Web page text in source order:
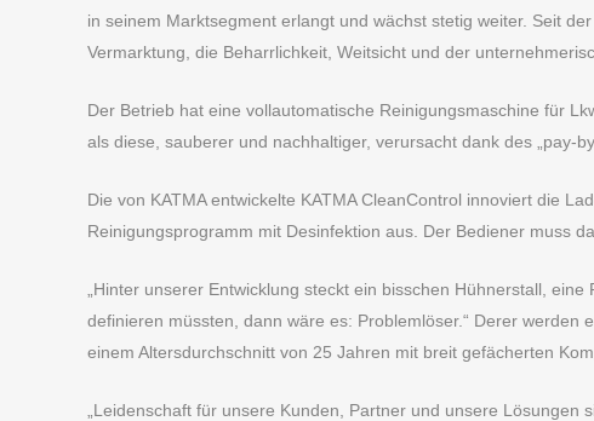
in seinem Marktsegment erlangt und wächst stetig weiter. Seit
Vermarktung, die Beharrlichkeit, Weitsicht und der
Der Betrieb hat eine vollautomatische Reinigungsmaschine für
als diese, sauberer und nachhaltiger, verursacht dank des „pay-
Die von KATMA entwickelte KATMA CleanControl innoviert die
Reinigungsprogramm mit Desinfektion aus. Der Bediener muss
„Hinter unserer Entwicklung steckt ein bisschen Hühnerstall,
definieren müssten, dann wäre es: Problemlöser.“ Derer
einem Altersdurchschnitt von 25 Jahren mit breit gefächerten
„Leidenschaft für unsere Kunden, Partner und unsere